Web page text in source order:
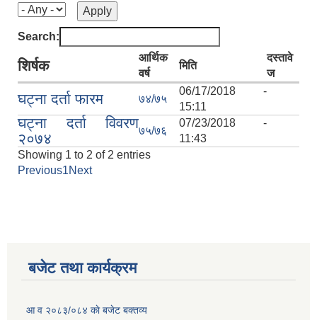
Search:
शिर्षक
आर्थिक
वर्ष
मिति
दस्तावे
ज
घट्ना दर्ता फारम ७४/७५
06/17/2018 -
15:11
घट्ना दर्ता विवरण
२०७४
७५/७६
07/23/2018 -
11:43
Showing 1 to 2 of 2 entries
Previous1Next
बजेट तथा कार्यक्रम
आ व २०८३/०८४ काे बजेट बक्तव्य